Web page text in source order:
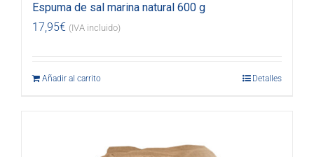
Espuma de sal marina natural 600 g
17,95€ (IVA incluido)
Añadir al carrito Detalles